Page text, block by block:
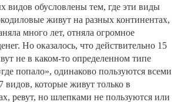
видов обусловлены тем, где эти виды
живут на разных континентах,
много лет, отняла огромное
Но оказалось, что действительно 15
не в каком-то определенном типе
попало», одинаково пользуются всеми
видов, которые живут только в
ревут, но шлепками не пользуются или